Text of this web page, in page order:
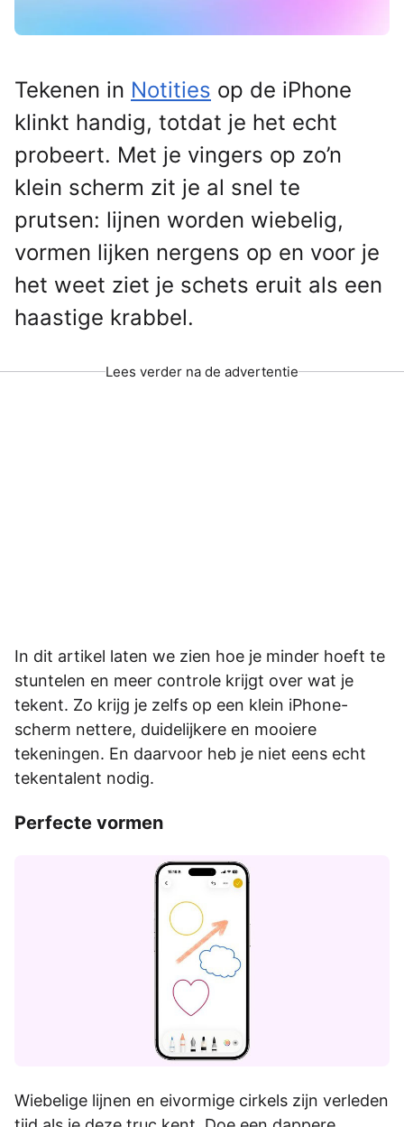
Tekenen in Notities op de iPhone
klinkt handig, totdat je het echt
probeert. Met je vingers op zo’n
klein scherm zit je al snel te
prutsen: lijnen worden wiebelig,
vormen lijken nergens op en voor je
het weet ziet je schets eruit als een
haastige krabbel.
Lees verder na de advertentie
In dit artikel laten we zien hoe je minder hoeft te
stuntelen en meer controle krijgt over wat je
tekent. Zo krijg je zelfs op een klein iPhone-
scherm nettere, duidelijkere en mooiere
tekeningen. En daarvoor heb je niet eens echt
tekentalent nodig.
Perfecte vormen
Wiebelige lijnen en eivormige cirkels zijn verleden